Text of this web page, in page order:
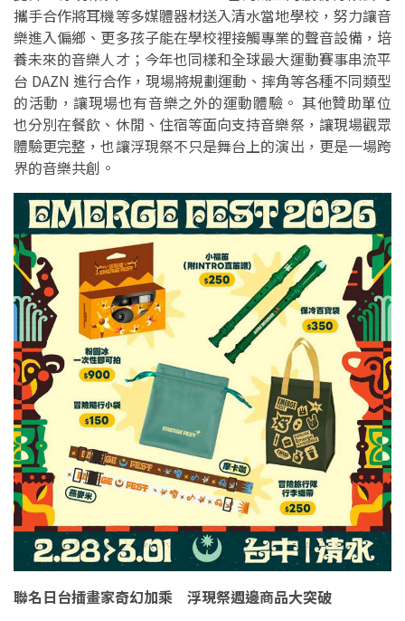
攜手合作將耳機等多媒體器材送入清水當地學校，努力讓音
樂進入偏鄉、更多孩子能在學校裡接觸專業的聲音設備，培
養未來的音樂人才；今年也同樣和全球最大運動賽事串流平
台 DAZN 進行合作，現場將規劃運動、摔角等各種不同類型
的活動，讓現場也有音樂之外的運動體驗。 其他贊助單位
也分別在餐飲、休閒、住宿等面向支持音樂祭，讓現場觀眾
體驗更完整，也讓浮現祭不只是舞台上的演出，更是一場跨
界的音樂共創。
聯名日台插畫家奇幻加乘 浮現祭週邊商品大突破